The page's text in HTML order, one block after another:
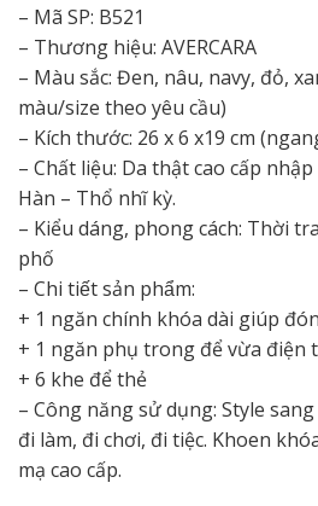
– Mã SP: B521
– Thương hiệu: AVERCARA
– Màu sắc: Đen, nâu, navy, đỏ,
màu/size theo yêu cầu)
– Kích thước: 26 x 6 x19 cm
– Chất liệu: Da thật cao cấp
Hàn – Thổ nhĩ kỳ.
– Kiểu dáng, phong cách: Thời
phố
– Chi tiết sản phẩm:
+ 1 ngăn chính khóa dài giúp
+ 1 ngăn phụ trong để vừa điện
+ 6 khe để thẻ
– Công năng sử dụng: Style
đi làm, đi chơi, đi tiệc. Khoen
mạ cao cấp.